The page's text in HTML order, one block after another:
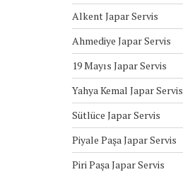
Alkent Japar Servis
Ahmediye Japar Servis
19 Mayıs Japar Servis
Yahya Kemal Japar Servis
Sütlüce Japar Servis
Piyale Paşa Japar Servis
Piri Paşa Japar Servis